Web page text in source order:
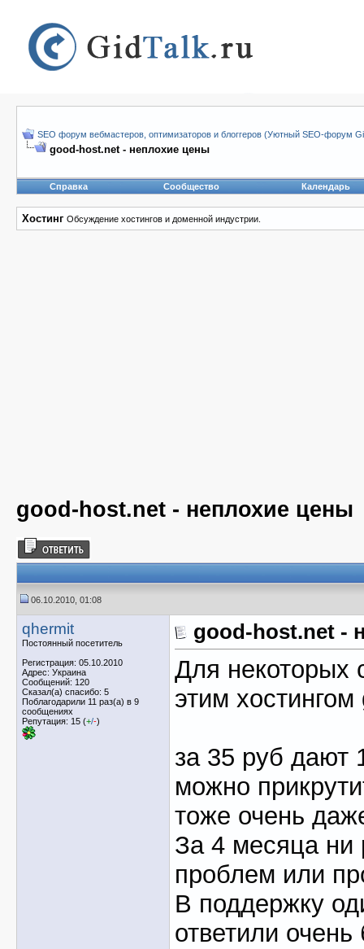
SEO форум вебмастеров, оптимизаторов и блоггеров (Уютный SEO-форум
good-host.net - неплохие цены
Справка Сообщество Календарь
Хостинг Обсуждение хостингов и доменной индустрии.
good-host.net - неплохие цены
06.10.2010, 01:08
qhermit
Постоянный посетитель
Регистрация: 05.10.2010
Адрес: Украина
Сообщений: 120
Сказал(а) спасибо: 5
Поблагодарили 11 раз(а) в 9
сообщениях
Репутация: 15 (+/-)
good-host.net -
Для некоторых
этим
за 35 руб дают
можно
тоже очень
За 4 месяца ни
проблем или
В поддержку
ответили